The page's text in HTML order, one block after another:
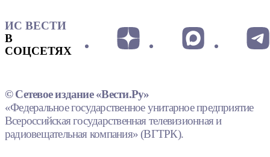
ИС ВЕСТИ
В
СОЦСЕТЯХ
© Сетевое издание «Вести.Ру»
«Федеральное государственное унитарное предприятие
Всероссийская государственная телевизионная и
радиовещательная компания» (ВГТРК).